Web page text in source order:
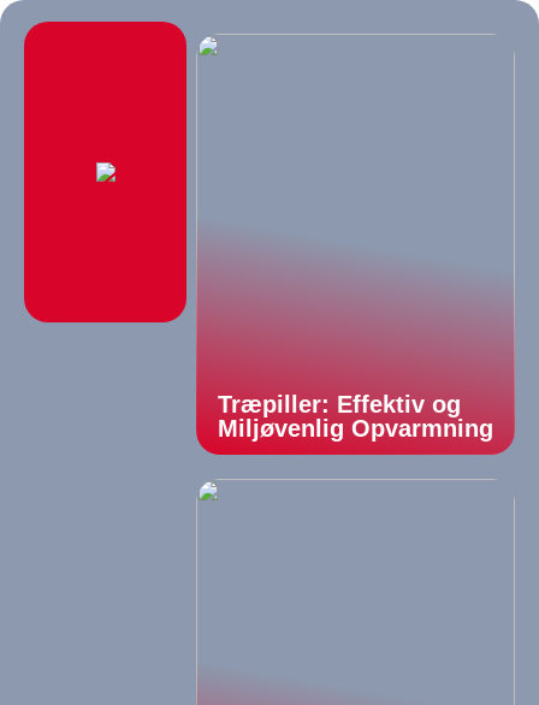
Træpiller: Effektiv og
Miljøvenlig Opvarmning